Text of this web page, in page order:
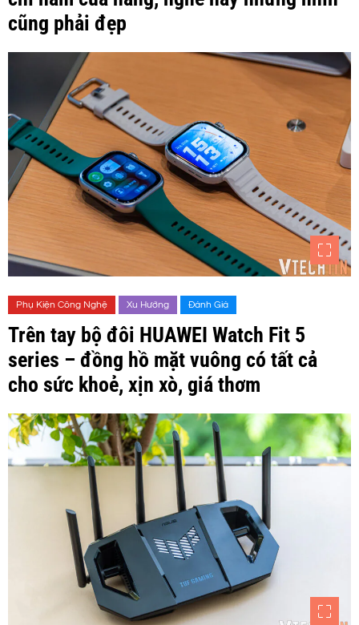
cũng phải đẹp
Phụ Kiện Công Nghệ Xu Hướng Đánh Giá
Trên tay bộ đôi HUAWEI Watch Fit 5
series – đồng hồ mặt vuông có tất cả
cho sức khoẻ, xịn xò, giá thơm